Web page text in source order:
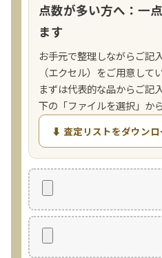
点数が多い方へ：一
ます
お手元で整理しながらご記
（エクセル）をご用意して
まずは代表的な品からご記
下の「ファイルを選択」か
⬇ 査定リストをダウンロ